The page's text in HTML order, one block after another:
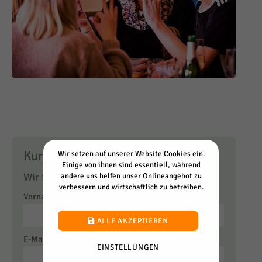
Wir setzen auf unserer Website Cookies ein.
Einige von ihnen sind essentiell, während
andere uns helfen unser Onlineangebot zu
verbessern und wirtschaftlich zu betreiben.
ALLE AKZEPTIEREN
EINSTELLUNGEN
Kundenempfehlungen
Wir freuen uns über Ihre Bewertung!
Vorname
E-Mail